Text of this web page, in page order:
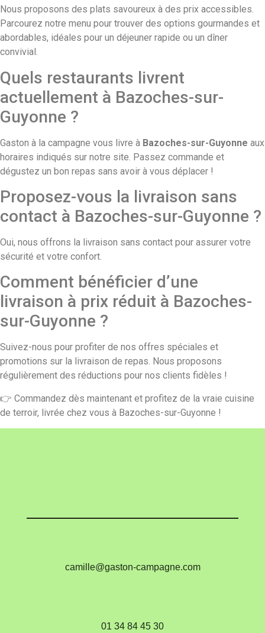
Nous proposons des plats savoureux à des prix accessibles.
Parcourez notre menu pour trouver des options gourmandes et
abordables, idéales pour un déjeuner rapide ou un dîner
convivial.
Quels restaurants livrent
actuellement à Bazoches-sur-
Guyonne ?
Gaston à la campagne vous livre à Bazoches-sur-Guyonne aux
horaires indiqués sur notre site. Passez commande et
dégustez un bon repas sans avoir à vous déplacer !
Proposez-vous la livraison sans
contact à Bazoches-sur-Guyonne ?
Oui, nous offrons la livraison sans contact pour assurer votre
sécurité et votre confort.
Comment bénéficier d’une
livraison à prix réduit à Bazoches-
sur-Guyonne ?
Suivez-nous pour profiter de nos offres spéciales et
promotions sur la livraison de repas. Nous proposons
régulièrement des réductions pour nos clients fidèles !
👉 Commandez dès maintenant et profitez de la vraie cuisine
de terroir, livrée chez vous à Bazoches-sur-Guyonne !
camille@gaston-campagne.com
01 34 84 45 30